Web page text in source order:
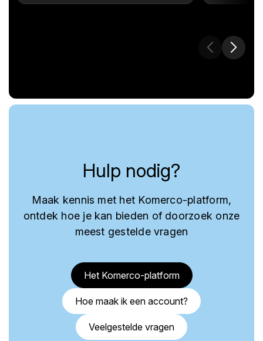
Hulp nodig?
Maak kennis met het Komerco-platform,
ontdek hoe je kan bieden of doorzoek onze
meest gestelde vragen
Het Komerco-platform
Hoe maak ik een account?
Veelgestelde vragen